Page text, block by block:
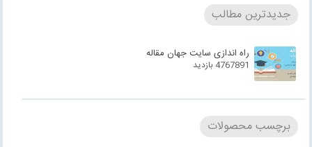
جدیدترین مطالب
راه اندازی سایت جهان مقاله
4767891 بازدید
برچسب محصولات